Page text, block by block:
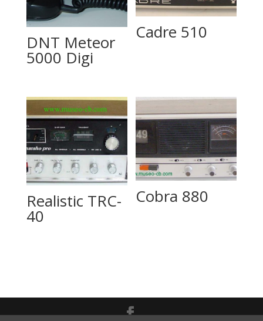
DNT Meteor
5000 Digi
Cadre 510
Realistic TRC-
40
Cobra 880